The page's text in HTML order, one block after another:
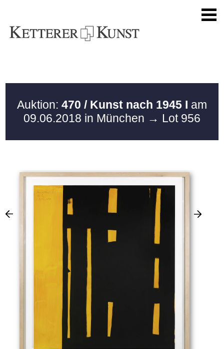
Auktion: 470 / Kunst nach 1945 I am
09.06.2018 in München → Lot 956